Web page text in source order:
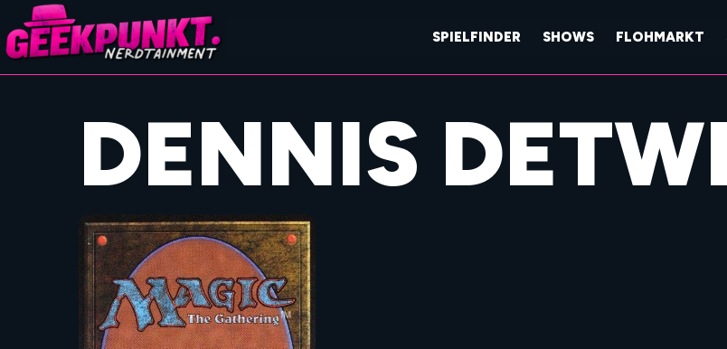
SPIELFINDER SHOWS FLOHMARKT
DENNIS